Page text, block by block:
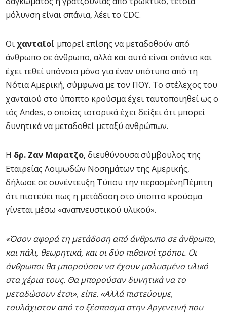
μόλυνση είναι σπάνια, λέει το CDC.
Οι χανταϊοί μπορεί επίσης να μεταδοθούν από
άνθρωπο σε άνθρωπο, αλλά και αυτό είναι σπάνιο και
έχει τεθεί υπόνοια μόνο για έναν υπότυπο από τη
Νότια Αμερική, σύμφωνα με τον ΠΟΥ. Το στέλεχος του
χανταϊού στο ύποπτο κρούσμα έχει ταυτοποιηθεί ως ο
ιός Andes, ο οποίος ιστορικά έχει δείξει ότι μπορεί
δυνητικά να μεταδοθεί μεταξύ ανθρώπων.
Η δρ. Ζαν Μαρατζο, διευθύνουσα σύμβουλος της
Εταιρείας Λοιμωδών Νοσημάτων της Αμερικής,
δήλωσε σε συνέντευξη Τύπου την περασμένηΠέμπτη
ότι πιστεύει πως η μετάδοση στο ύποπτο κρούσμα
γίνεται μέσω «αναπνευστικού υλικού».
«Όσον αφορά τη μετάδοση από άνθρωπο σε άνθρωπο,
και πάλι, θεωρητικά, και οι δύο πιθανοί τρόποι. Οι
άνθρωποι θα μπορούσαν να έχουν μολυσμένο υλικό
στα χέρια τους. Θα μπορούσαν δυνητικά να το
μεταδώσουν έτσι», είπε. «Αλλά πιστεύουμε,
τουλάχιστον από το ξέσπασμα στην Αργεντινή που